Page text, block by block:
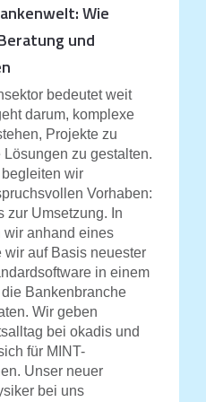
Wie
und
bedeutet weit
darum, komplexe
Projekte zu
zu gestalten.
wir
Vorhaben:
zur Umsetzung. In
wir anhand eines
auf Basis neuester
in einem
Bankenbranche
Wir geben
bei okadis und
für MINT-
Unser neuer
bei uns